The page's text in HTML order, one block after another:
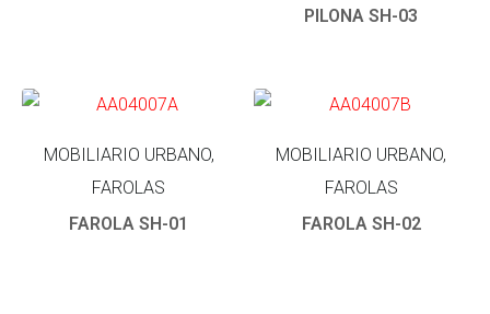
PILONA SH-03
MOBILIARIO URBANO,
FAROLAS
FAROLA SH-01
MOBILIARIO URBANO,
FAROLAS
FAROLA SH-02